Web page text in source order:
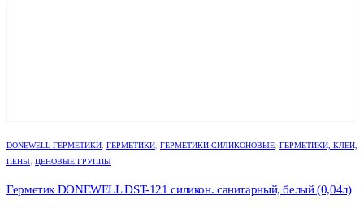
DONEWELL ГЕРМЕТИКИ, ГЕРМЕТИКИ, ГЕРМЕТИКИ СИЛИКОНОВЫЕ, ГЕРМЕТИКИ, КЛЕИ,
ПЕНЫ, ЦЕНОВЫЕ ГРУППЫ
Герметик DONEWELL DST-121 силикон. санитарный, белый (0,04л)